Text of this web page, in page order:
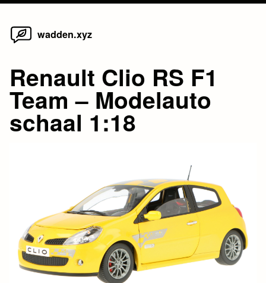
Skip
wadden.xyz
Renault Clio RS F1
Team – Modelauto
schaal 1:18